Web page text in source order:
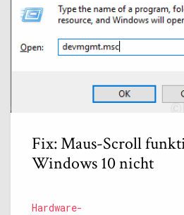
Fix: Maus-Scroll
Windows 10 nicht
Hardware-